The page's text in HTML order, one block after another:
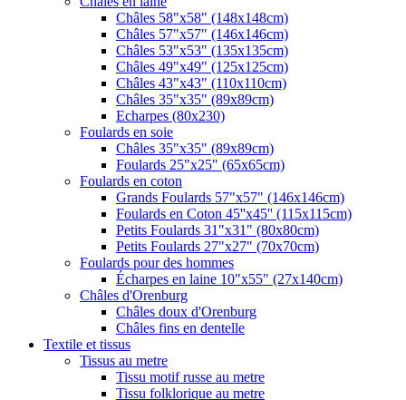
Châles 58"x58" (148x148cm)
Châles 57"x57" (146x146cm)
Châles 53"x53" (135x135cm)
Châles 49"x49" (125x125cm)
Châles 43"x43" (110x110cm)
Châles 35"x35" (89x89cm)
Echarpes (80х230)
Foulards en soie
Châles 35"x35" (89x89cm)
Foulards 25"x25" (65x65cm)
Foulards en coton
Grands Foulards 57"x57" (146x146cm)
Foulards en Coton 45''x45'' (115x115cm)
Petits Foulards 31"x31" (80x80cm)
Petits Foulards 27"x27" (70x70cm)
Foulards pour des hommes
Écharpes en laine 10"x55" (27x140cm)
Châles d'Orenburg
Châles doux d'Orenburg
Châles fins en dentelle
Textile et tissus
Tissus au metre
Tissu motif russe au metre
Tissu folklorique au metre